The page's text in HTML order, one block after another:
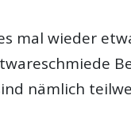
mal wieder
nämlich